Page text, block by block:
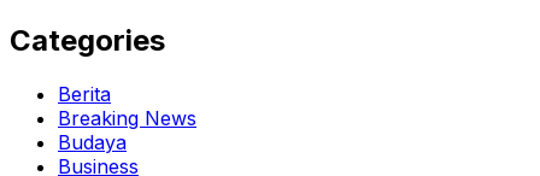
Categories
Berita
Breaking News
Budaya
Business